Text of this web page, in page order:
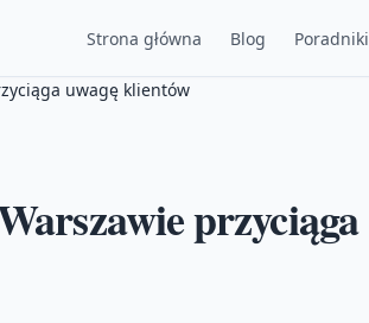
Strona główna Blog Poradniki
uwagę klientów
przyciąga